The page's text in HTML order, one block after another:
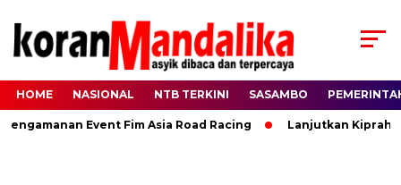
HOME NASIONAL NTB TERKINI SASAMBO
Event Fim Asia Road Racing Lanjutkan Kiprah HBK,